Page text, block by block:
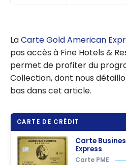
LaCarte Gold American
pas accès à Fine Hotels &
permet de profiter du
Collection, dont nous
bas dans cet article.
CARTE DE CRÉDIT
Carte
Express
Carte PME